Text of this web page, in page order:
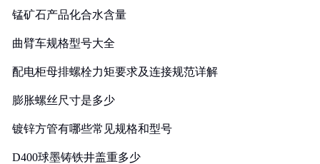
锰矿石产品化合水含量
曲臂车规格型号大全
配电柜母排螺栓力矩要求及连接规范详解
膨胀螺丝尺寸是多少
镀锌方管有哪些常见规格和型号
D400球墨铸铁井盖重多少